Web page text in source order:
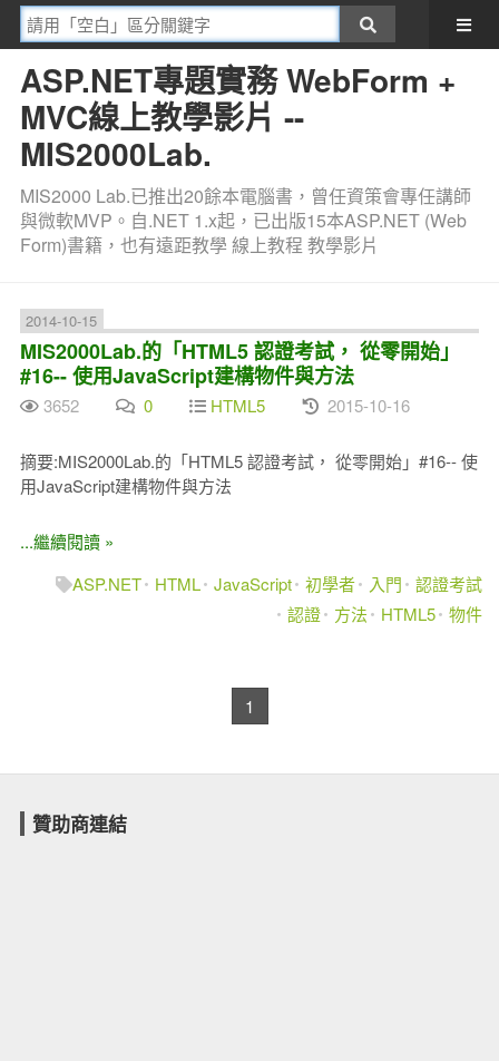
ASP.NET專題實務 WebForm +
MVC線上教學影片 --
MIS2000Lab.
MIS2000 Lab.已推出20餘本電腦書，曾任資策會專任講師
與微軟MVP。自.NET 1.x起，已出版15本ASP.NET (Web
Form)書籍，也有遠距教學 線上教程 教學影片
2014-10-15
MIS2000Lab.的「HTML5 認證考試， 從零開始」
#16-- 使用JavaScript建構物件與方法
3652 0 HTML5 2015-10-16
摘要:MIS2000Lab.的「HTML5 認證考試， 從零開始」#16-- 使
用JavaScript建構物件與方法
...繼續閱讀 »
ASP.NET
HTML JavaScript 初學者 入門
認證考試
認證
方法 HTML5 物件
1
贊助商連結